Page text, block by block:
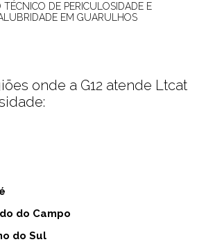
TÉCNICO DE PERICULOSIDADE E
EM GUARULHOS
onde a G12 atende Ltcat
do Campo
do Sul